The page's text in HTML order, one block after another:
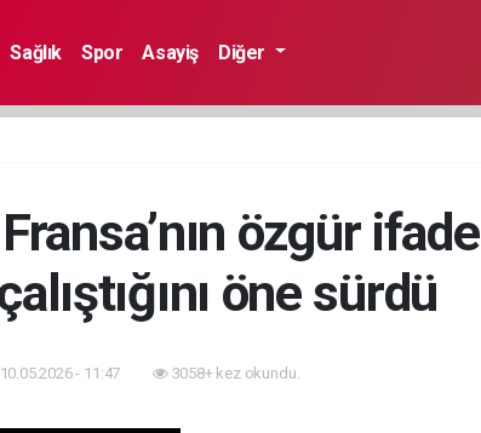
Sağlık Spor Asayiş Diğer
özgür ifade
öne sürdü
- 11:47 3058+ kez okundu.